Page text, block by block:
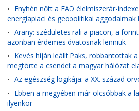
• Enyhén nőtt a FAO élelmiszerár-
energiapiaci és geopolitikai aggodalmak
• Arany: szédületes rali a piacon, a
azonban érdemes óvatosnak lenniük
• Kevés híján leállt Paks, robbantottak
megtörte a csendet a magyar hálózat
• Az egészség logikája: a XX. század
• Ebben a megyében már olcsóbbak a
ilyenkor